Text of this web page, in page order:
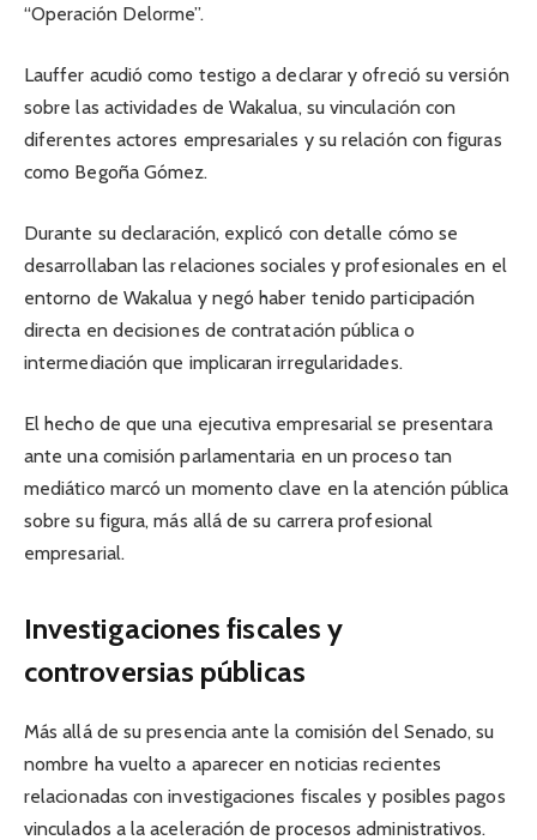
“Operación Delorme”.
Lauffer acudió como testigo a declarar y ofreció su versión
sobre las actividades de Wakalua, su vinculación con
diferentes actores empresariales y su relación con figuras
como Begoña Gómez.
Durante su declaración, explicó con detalle cómo se
desarrollaban las relaciones sociales y profesionales en el
entorno de Wakalua y negó haber tenido participación
directa en decisiones de contratación pública o
intermediación que implicaran irregularidades.
El hecho de que una ejecutiva empresarial se presentara
ante una comisión parlamentaria en un proceso tan
mediático marcó un momento clave en la atención pública
sobre su figura, más allá de su carrera profesional
empresarial.
Investigaciones fiscales y
controversias públicas
Más allá de su presencia ante la comisión del Senado, su
nombre ha vuelto a aparecer en noticias recientes
relacionadas con investigaciones fiscales y posibles pagos
vinculados a la aceleración de procesos administrativos.